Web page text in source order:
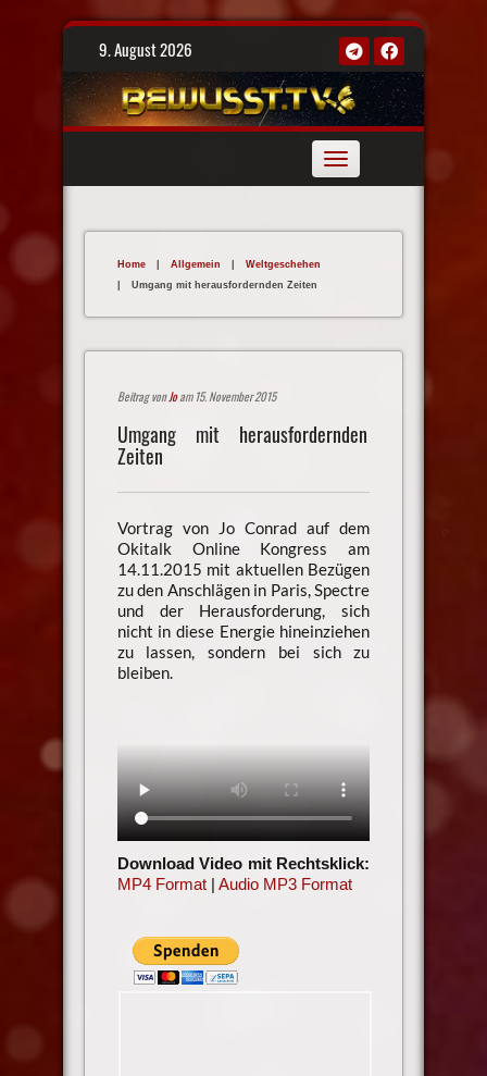
Skip
9. August 2026
Toggle
navigation
Home | Allgemein |
Weltgeschehen
|
Umgang mit herausfordernden Zeiten
Beitrag vonJoam 15. November 2015
Umgang mit herausfordernden
Zeiten
Vortrag von Jo Conrad auf dem
Okitalk Online Kongress am
14.11.2015 mit aktuellen Bezügen
zu den Anschlägen in Paris, Spectre
und der Herausforderung, sich
nicht in diese Energie hineinziehen
zu lassen, sondern bei sich zu
bleiben.
Download Video mit Rechtsklick:
MP4 Format| Audio MP3 Format